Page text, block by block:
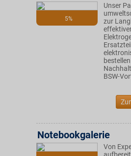
5%
Unser
zur
BSW-
Notebookgalerie
Von